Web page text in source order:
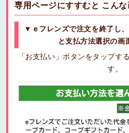
専用ページにすすむと こんな
▼ｅフレンズで注文を終了し
と支払方法選択の画
「お支払い」ボタンをタップす
す。